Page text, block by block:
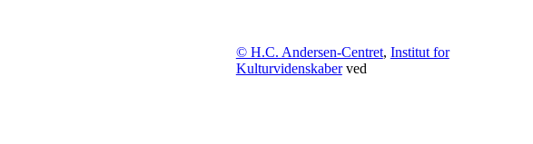
© H.C. Andersen-Centret, Institut for
Kulturvidenskaberved